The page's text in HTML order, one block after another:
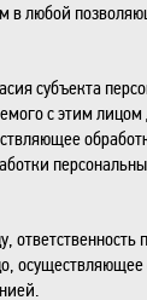
в любой
субъекта
с этим лицом
ответственность
осуществляющее